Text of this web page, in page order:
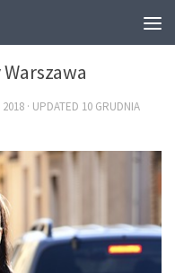
2018 · UPDATED 10 GRUDNIA